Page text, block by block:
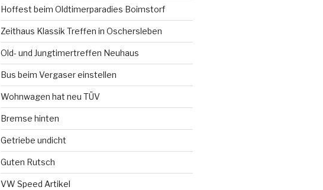
Hoffest beim Oldtimerparadies Boimstorf
Zeithaus Klassik Treffen in Oschersleben
Old- und Jungtimertreffen Neuhaus
Bus beim Vergaser einstellen
Wohnwagen hat neu TÜV
Bremse hinten
Getriebe undicht
Guten Rutsch
VW Speed Artikel